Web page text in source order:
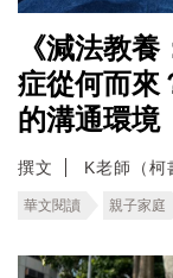
《減法教
症從何而來
的溝通環境
撰文 K老師（柯
華文閱讀 親子家庭